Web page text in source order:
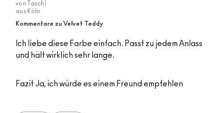
von
Taschi
aus Köln
Kommentare zu Velvet Teddy
Ich liebe diese Farbe einfach. Passt zu jedem Anlass
und hält wirklich sehr lange.
Fazit Ja, ich würde es einem Freund empfehlen